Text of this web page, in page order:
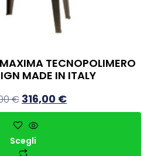
TECNOPOLIMERO
MADE IN ITALY
€ 316,00 €
Scegli